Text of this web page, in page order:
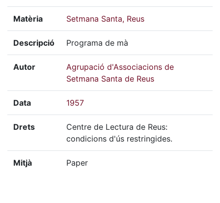
Matèria Setmana Santa, Reus
Descripció Programa de mà
Autor
Agrupació d'Associacions de
Setmana Santa de Reus
Data 1957
Drets
Centre de Lectura de Reus:
condicions d'ús restringides.
Mitjà Paper